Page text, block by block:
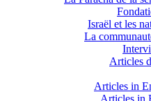
Israël et les
La
Articles
Articles in
Articles in